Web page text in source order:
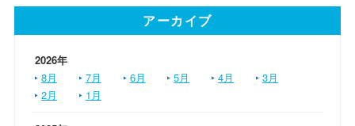
アーカイブ
2026年
8月
7月 6月 5月 4月
3月
2月
1月